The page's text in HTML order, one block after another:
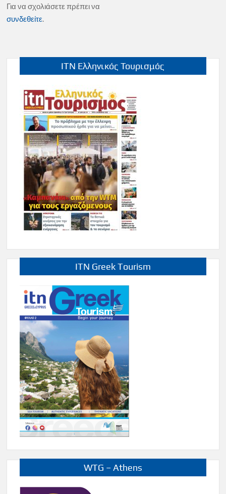
Για να σχολιάσετε πρέπει να
συνδεθείτε.
ITN Ελληνικός Τουρισμός
ITN Greek Tourism
WTG – Athens